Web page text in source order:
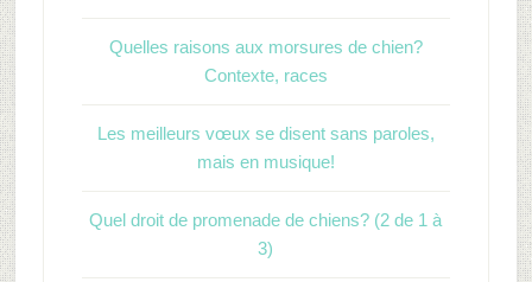
Quelles raisons aux morsures de chien?
Contexte, races
Les meilleurs vœux se disent sans paroles,
mais en musique!
Quel droit de promenade de chiens? (2 de 1 à
3)